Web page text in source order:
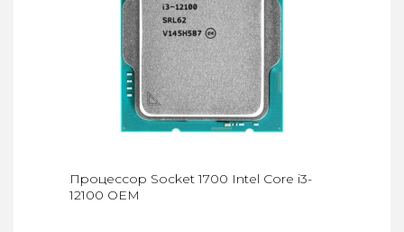
Процессор Socket 1700 Intel Core i3-
12100 OEM